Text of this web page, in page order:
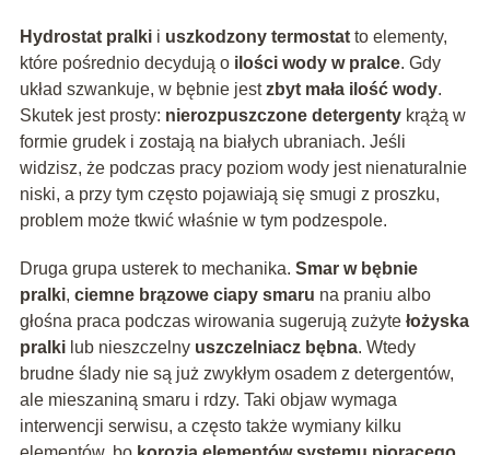
Hydrostat pralkii uszkodzony termostatto elementy,
które pośrednio decydują o ilości wody w pralce. Gdy
układ szwankuje, w bębnie jestzbyt mała ilość wody.
Skutek jest prosty: nierozpuszczone detergentykrążą w
formie grudek i zostają na białych ubraniach. Jeśli
widzisz, że podczas pracy poziom wody jest nienaturalnie
niski, a przy tym często pojawiają się smugi z proszku,
problem może tkwić właśnie w tym podzespole.
Druga grupa usterek to mechanika. Smar w bębnie
pralki, ciemne brązowe ciapy smaru na praniu albo
głośna praca podczas wirowania sugerują zużyte łożyska
pralkilub nieszczelny uszczelniacz bębna. Wtedy
brudne ślady nie są już zwykłym osadem z detergentów,
ale mieszaniną smaru i rdzy. Taki objaw wymaga
interwencji serwisu, a często także wymiany kilku